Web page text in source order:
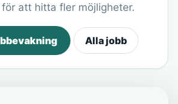
att hitta fler möjligheter.
Alla jobb